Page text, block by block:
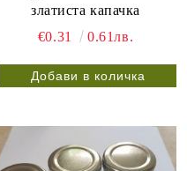
златиста капачка
€0.31
0.61лв.